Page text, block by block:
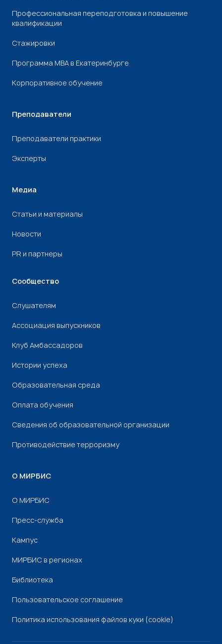
Профессиональная переподготовка и повышение
квалификации
Стажировки
Программа МВА в Екатеринбурге
Корпоративное обучение
Преподаватели
Преподаватели практики
Эксперты
Медиа
Статьи и материалы
Новости
PR и партнеры
Сообщество
Слушателям
Ассоциация выпускников
Клуб Амбассадоров
Истории успеха
Образовательная среда
Оплата обучения
Сведения об образовательной организации
Противодействие терроризму
О МИРБИС
О МИРБИС
Пресс-служба
Кампус
МИРБИС в регионах
Библиотека
Пользовательское соглашение
Политика использования файлов куки (cookie)